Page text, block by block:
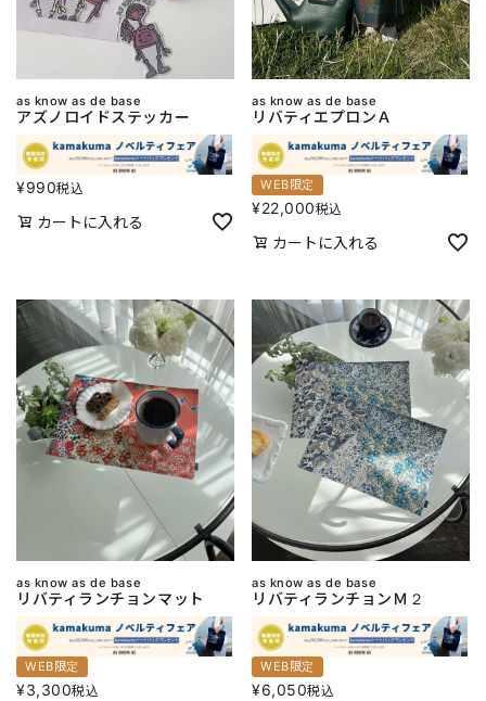
as know as de base
アズノロイドステッカー
¥990税込
カートに入れる
as know as de base
リバティエプロンＡ
WEB限定
¥22,000税込
カートに入れる
as know as de base
リバティランチョンマット
WEB限定
¥3,300税込
as know as de base
リバティランチョンＭ２
WEB限定
¥6,050税込